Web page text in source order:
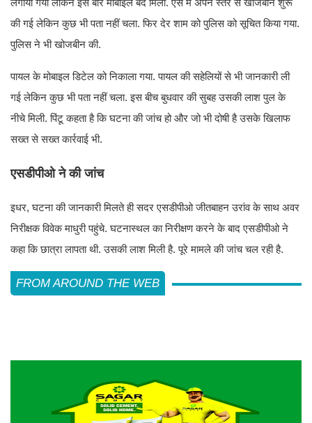
की गई लेकिन कुछ भी पता नहीं चला. फिर देर शाम को पुलिस को सूचित किया गया.
पुलिस ने भी खोजबीन की.
पायल के मोबाइल डिटेल को निकाला गया. पायल की सहेलियों से भी जानकारी ली
गई लेकिन कुछ भी पता नहीं चला. इस बीच बुधवार की सुबह उसकी लाश पुल के
नीचे मिली. पिंटू कहता है कि घटना की जांच हो और जो भी दोषी है उसके खिलाफ
सख्त से सख्त कार्रवाई भी.
एसडीपीओ ने की जांच
इधर, घटना की जानकारी मिलते ही सदर एसडीपीओ जीतबाहन उरांव के साथ अवर
निरीक्षक विवेक माधुरी पहुंचे. घटनास्थल का निरीक्षण करने के बाद एसडीपीओ ने
कहा कि छात्रा लापता थी. उसकी लाश मिली है. पूरे मामले की जांच चल रही है.
FROM AROUND THE WEB